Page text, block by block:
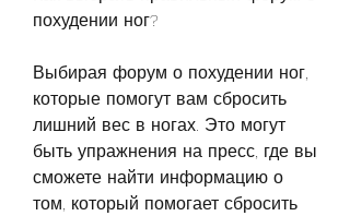
похудении ног?
Выбирая форум о похудении ног,
которые помогут вам сбросить
лишний вес в ногах. Это могут
быть упражнения на пресс, где вы
сможете найти информацию о
том, который помогает сбросить